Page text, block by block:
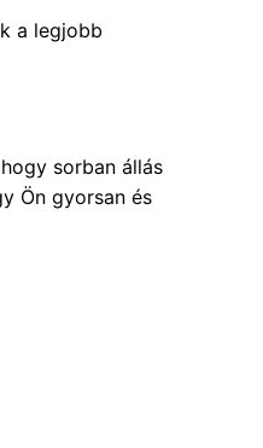
a legjobb
sorban állás
Ön gyorsan és